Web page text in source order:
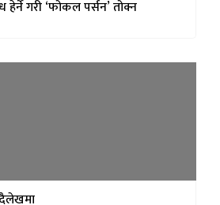
हेर्ने गरी ‘फोकल पर्सन’ तोक्न
दैलेखमा